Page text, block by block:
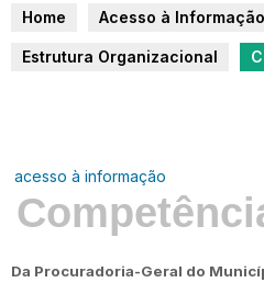
Home
Acesso à Informação
Estrutura Organizacional
acesso à informação
Da Procuradoria-Geral do